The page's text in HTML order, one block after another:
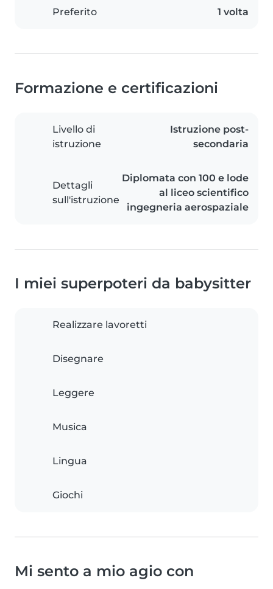
Preferito 1 volta
Formazione e certificazioni
Livello di
istruzione
Istruzione post-
secondaria
Dettagli
sull'istruzione
Diplomata con 100 e lode
al liceo scientifico
ingegneria aerospaziale
I miei superpoteri da babysitter
Realizzare lavoretti
Disegnare
Leggere
Musica
Lingua
Giochi
Mi sento a mio agio con